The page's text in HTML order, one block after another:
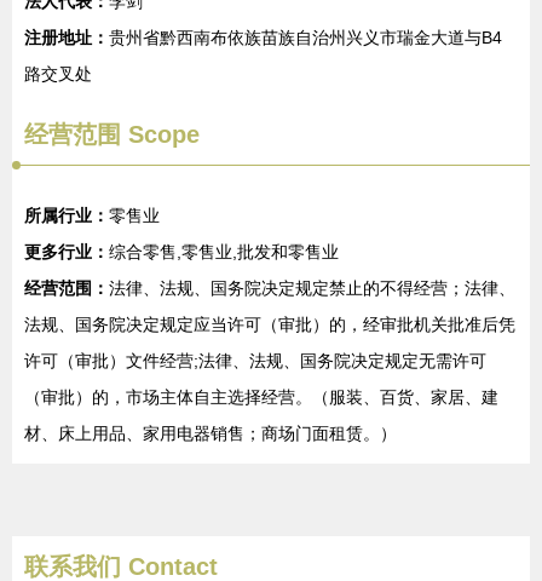
注册地址： 贵州省黔西南布依族苗族自治州兴义市瑞金大道与B4
路交叉处
经营范围 Scope
所属行业： 零售业
更多行业： 综合零售,零售业,批发和零售业
经营范围： 法律、法规、国务院决定规定禁止的不得经营；法律、
法规、国务院决定规定应当许可（审批）的，经审批机关批准后凭
许可（审批）文件经营;法律、法规、国务院决定规定无需许可
（审批）的，市场主体自主选择经营。（服装、百货、家居、建
材、床上用品、家用电器销售；商场门面租赁。）
联系我们 Contact